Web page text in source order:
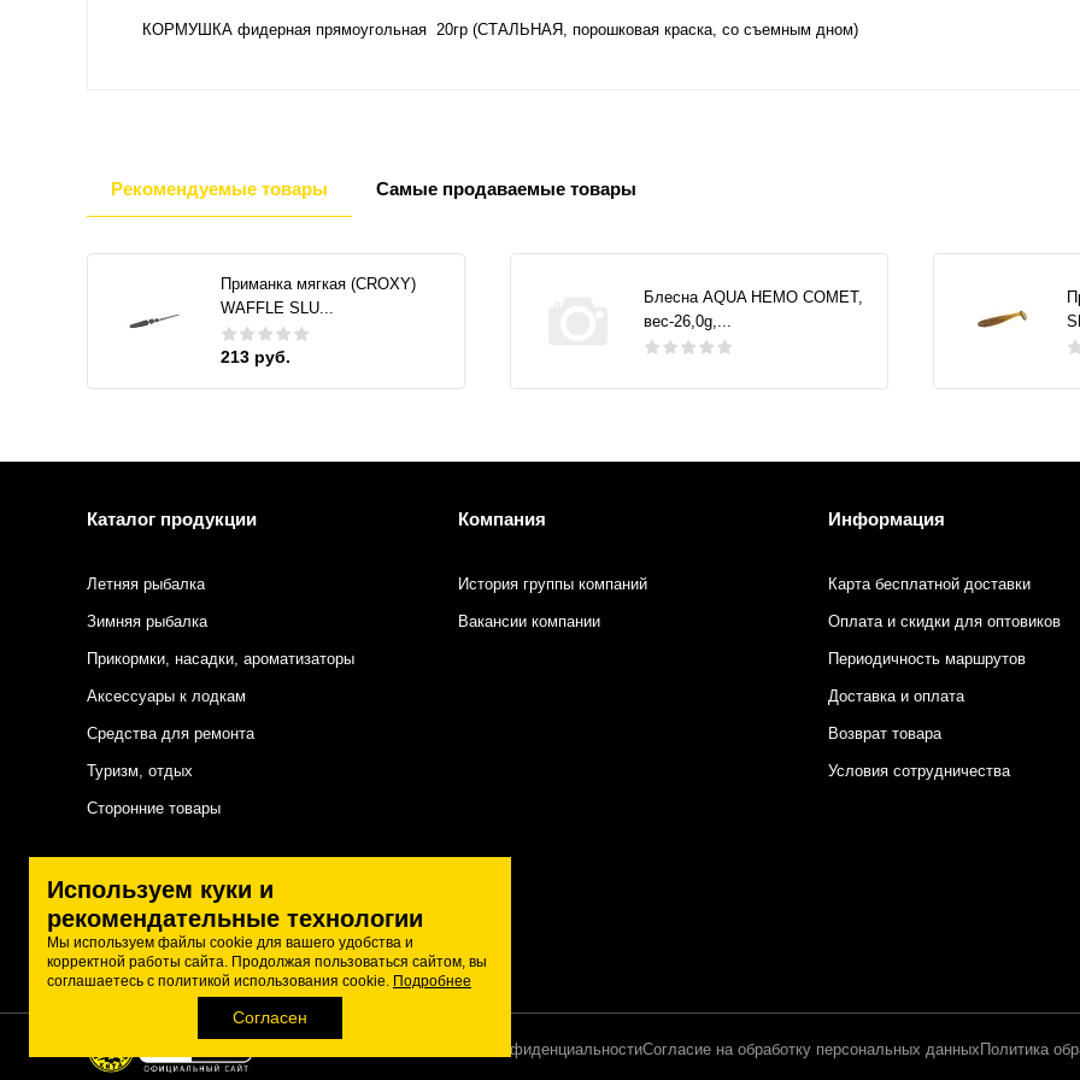
КОРМУШКА фидерная прямоугольная 20гр (СТАЛЬНАЯ, порошковая краска, со съемным дном)
Рекомендуемые товары Самые продаваемые товары
Приманка мягкая (CROXY)
WAFFLE SLU...
213 руб.
Блесна AQUA НЕМО COMET,
вес-26,0g,...
Каталог продукции
Летняя рыбалка
Зимняя рыбалка
Прикормки, насадки, ароматизаторы
Аксессуары к лодкам
Средства для ремонта
Туризм, отдых
Сторонние товары
Компания
История группы компаний
Вакансии компании
Информация
Карта бесплатной доставки
Оплата и скидки для оптовиков
Периодичность маршрутов
Доставка и оплата
Возврат товара
Условия сотрудничества
Политика конфиденциальностиСогласие на обработку персональных данных Политика
Используем куки и
рекомендательные технологии
Мы используем файлы cookie для вашего удобства и
корректной работы сайта. Продолжая пользоваться сайтом, вы
соглашаетесь с политикой использования cookie. Подробнее
Согласен